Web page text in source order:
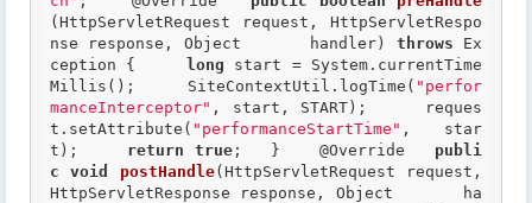
(HttpServletRequest request, HttpServletRespo
nse response, Object       handler) throws Ex
ception {
long start = System.currentTime
Millis();     SiteContextUtil.logTime( "perfor
manceInterceptor" , start, START);     reques
t.setAttribute( "performanceStartTime" , star
t); return true;   } @Override
publi
c
void postHandle(HttpServletRequest request,
HttpServletResponse response, Object       ha